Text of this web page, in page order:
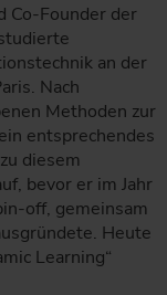
Co-Founder der
an der
Nach
Methoden zur
entsprechendes
diesem
bevor er im Jahr
off, gemeinsam
Heute
Learning“